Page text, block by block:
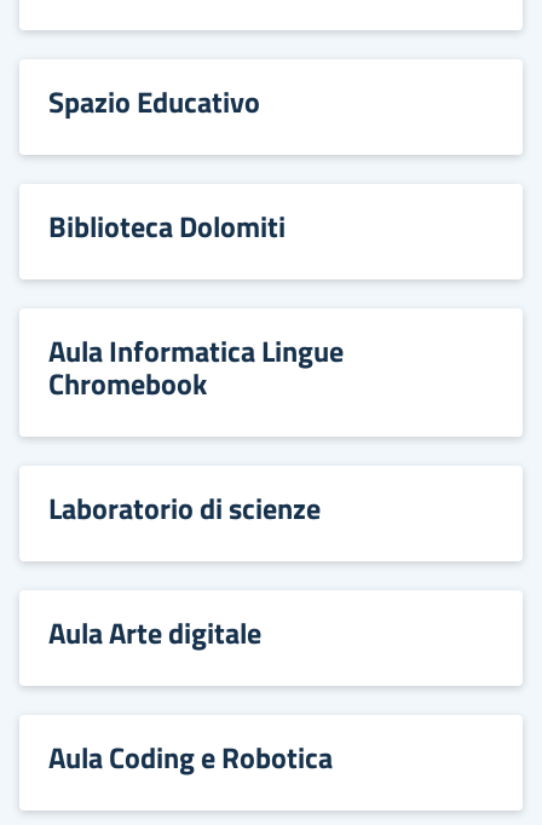
Spazio Educativo
Biblioteca Dolomiti
Aula Informatica Lingue
Chromebook
Laboratorio di scienze
Aula Arte digitale
Aula Coding e Robotica